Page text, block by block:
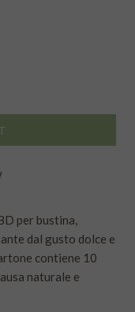
per bustina,
dal gusto dolce e
contiene 10
naturale e